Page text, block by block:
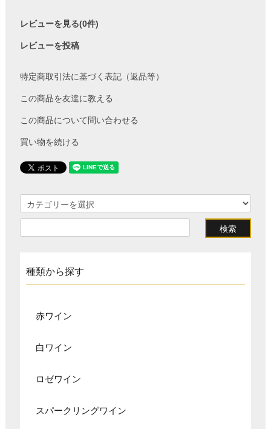
レビューを見る(0件)
レビューを投稿
特定商取引法に基づく表記（返品等）
この商品を友達に教える
この商品について問い合わせる
買い物を続ける
種類から探す
赤ワイン
白ワイン
ロゼワイン
スパークリングワイン